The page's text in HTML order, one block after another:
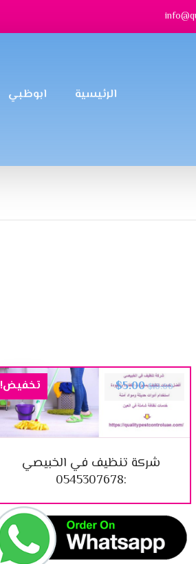
الرئيسية ابوظبي
شركة تنظيف في الخبيصي
:0545307678
$10.00
$5.00 تخفيض!